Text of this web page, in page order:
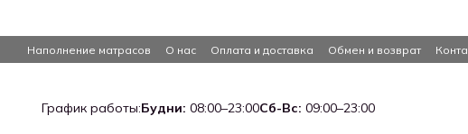
Наполнение матрасов О нас Оплата и доставка Обмен и возврат
График работы:Будни: 08:00–23:00Сб-Вс: 09:00–23:00